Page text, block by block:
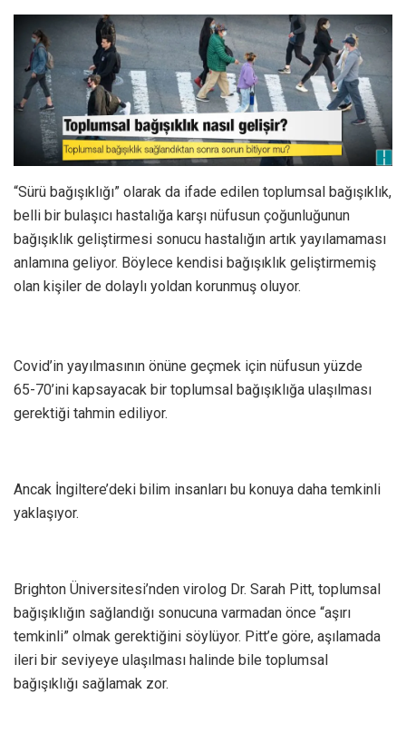
“Sürü bağışıklığı” olarak da ifade edilen toplumsal bağışıklık,
belli bir bulaşıcı hastalığa karşı nüfusun çoğunluğunun
bağışıklık geliştirmesi sonucu hastalığın artık yayılamaması
anlamına geliyor. Böylece kendisi bağışıklık geliştirmemiş
olan kişiler de dolaylı yoldan korunmuş oluyor.
Covid’in yayılmasının önüne geçmek için nüfusun yüzde
65-70’ini kapsayacak bir toplumsal bağışıklığa ulaşılması
gerektiği tahmin ediliyor.
Ancak İngiltere’deki bilim insanları bu konuya daha temkinli
yaklaşıyor.
Brighton Üniversitesi’nden virolog Dr. Sarah Pitt, toplumsal
bağışıklığın sağlandığı sonucuna varmadan önce “aşırı
temkinli” olmak gerektiğini söylüyor. Pitt’e göre, aşılamada
ileri bir seviyeye ulaşılması halinde bile toplumsal
bağışıklığı sağlamak zor.